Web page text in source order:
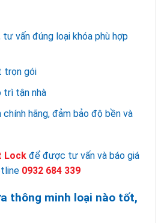
tư vấn đúng loại khóa phù hợp
trọn gói
trì tận nhà
chính hãng, đảm bảo độ bền và
Lock để được tư vấn và báo giá
0932 684 339
thông minh loại nào tốt,